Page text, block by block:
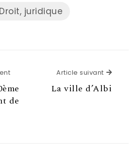
Droit, juridique
de
Article suivant
La ville d’Albi